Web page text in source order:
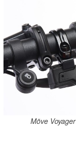
Möve